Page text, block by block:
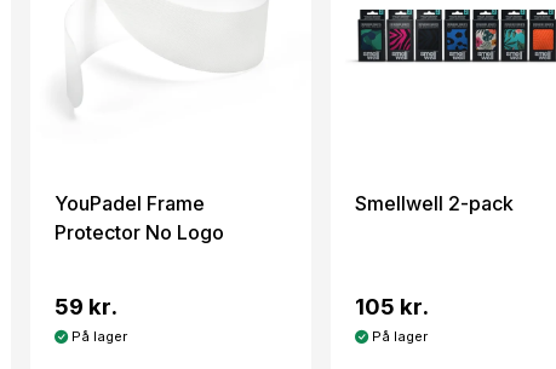
YouPadel Frame
Protector No Logo
59 kr.
På lager
Smellwell 2-pack
105 kr.
På lager